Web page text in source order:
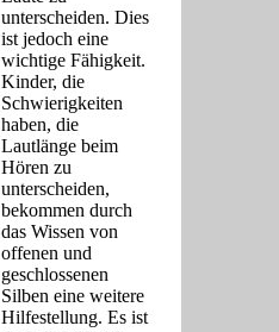
unterscheiden. Dies
ist jedoch eine
wichtige Fähigkeit.
Kinder, die
Schwierigkeiten
haben, die
Lautlänge beim
Hören zu
unterscheiden,
bekommen durch
das Wissen von
offenen und
geschlossenen
Silben eine weitere
Hilfestellung. Es ist